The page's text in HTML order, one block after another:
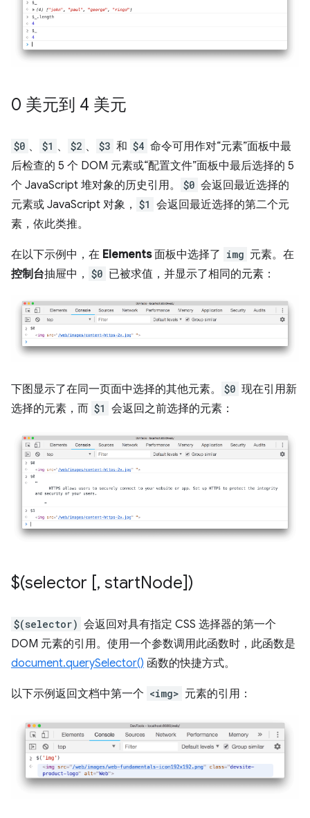
0 美元到 4 美元
$0 、 $1 、 $2 、 $3 和 $4 命令可用作对“元素”面板中最
后检查的 5 个 DOM 元素或“配置文件”面板中最后选择的 5
个 JavaScript 堆对象的历史引用。
$0 会返回最近选择的
元素或 JavaScript 对象， $1 会返回最近选择的第二个元
素，依此类推。
在以下示例中，在 Elements面板中选择了 img 元素。在
控制台抽屉中， $0 已被求值，并显示了相同的元素：
下图显示了在同一页面中选择的其他元素。 $0 现在引用新
选择的元素，而 $1 会返回之前选择的元素：
$(selector [, startNode])
$(selector) 会返回对具有指定 CSS 选择器的第一个
DOM 元素的引用。使用一个参数调用此函数时，此函数是
document.querySelector() 函数的快捷方式。
以下示例返回文档中第一个 <img> 元素的引用：